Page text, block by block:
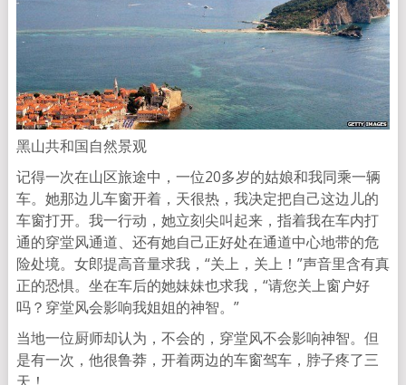
黑山共和国自然景观
记得一次在山区旅途中，一位20多岁的姑娘和我同乘一辆
车。她那边儿车窗开着，天很热，我决定把自己这边儿的
车窗打开。我一行动，她立刻尖叫起来，指着我在车内打
通的穿堂风通道、还有她自己正好处在通道中心地带的危
险处境。女郎提高音量求我，“关上，关上！”声音里含有真
正的恐惧。坐在车后的她妹妹也求我，“请您关上窗户好
吗？穿堂风会影响我姐姐的神智。”
当地一位厨师却认为，不会的，穿堂风不会影响神智。但
是有一次，他很鲁莽，开着两边的车窗驾车，脖子疼了三
天！